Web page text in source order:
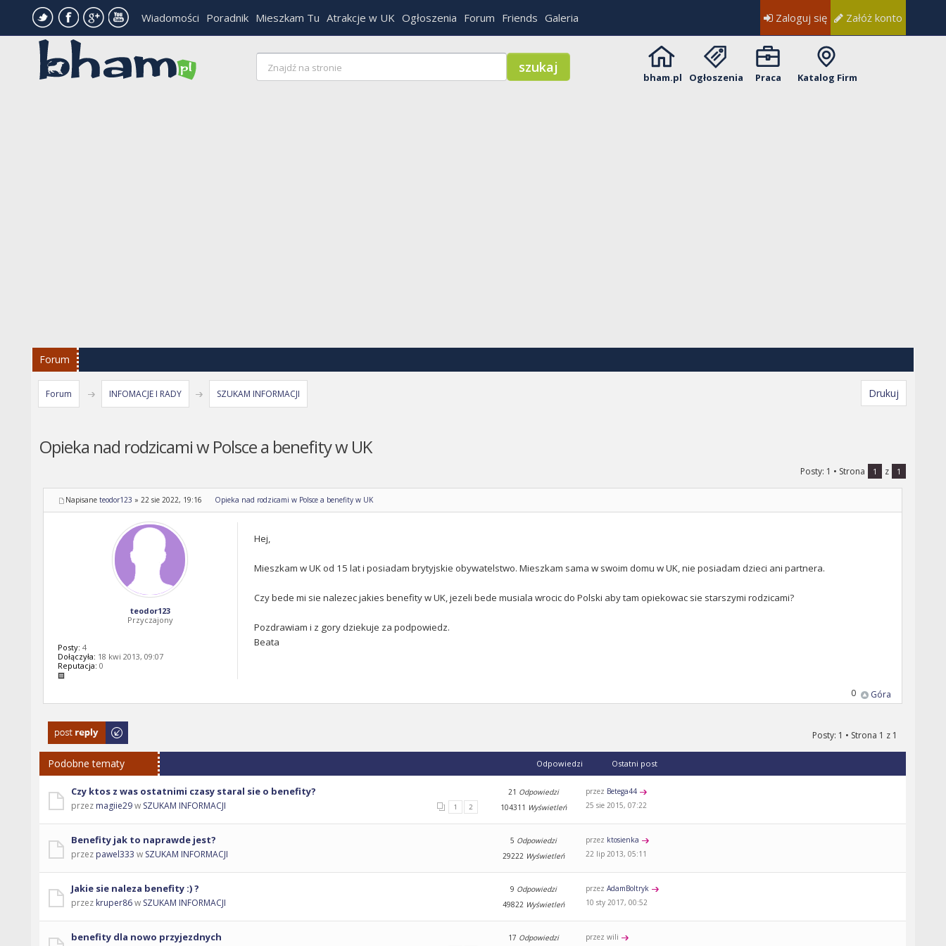
Wiadomości Poradnik Mieszkam Tu Atrakcje w UK Ogłoszenia Forum Friends Galeria Zaloguj się Załóż konto
bham.pl Ogłoszenia Praca Katalog Firm
Forum
Forum INFOMACJE I RADY SZUKAM INFORMACJI Drukuj
Opieka nad rodzicami w Polsce a benefity w UK
Posty: 1 • Strona 1 z 1
Napisane teodor123 » 22 sie 2022, 19:16 Opieka nad rodzicami w Polsce a benefity w UK
Hej,
Mieszkam w UK od 15 lat i posiadam brytyjskie obywatelstwo. Mieszkam sama w swoim domu w UK, nie posiadam dzieci ani partnera.
Czy bede mi sie nalezec jakies benefity w UK, jezeli bede musiala wrocic do Polski aby tam opiekowac sie starszymi rodzicami?
Pozdrawiam i z gory dziekuje za podpowiedz.
Beata
teodor123
Przyczajony
Posty: 4
Dołączyła: 18 kwi 2013, 09:07
Reputacja: 0
Góra
0
Odpowiedz
Posty: 1 • Strona 1 z 1
Podobne tematy Odpowiedzi Ostatni post
Czy ktos z was ostatnimi czasy staral sie o benefity?
1 2
przez magiie29w SZUKAM INFORMACJI
21 Odpowiedzi
104311 Wyświetleń
przez Betega44
25 sie 2015, 07:22
Benefity jak to naprawde jest?
przez pawel333 w SZUKAM INFORMACJI
5 Odpowiedzi
29222 Wyświetleń
przez ktosienka
22 lip 2013, 05:11
Jakie sie naleza benefity :) ?
przez kruper86w SZUKAM INFORMACJI
9 Odpowiedzi
49822 Wyświetleń
przezAdamBoltryk
10 sty 2017, 00:52
benefity dla nowo przyjezdnych 17 Odpowiedzi
przez wili